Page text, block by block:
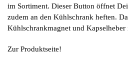
im Sortiment. Dieser Button öffnet
zudem an den Kühlschrank heften.
Kühlschrankmagnet und Kapselheber
Zur Produktseite!